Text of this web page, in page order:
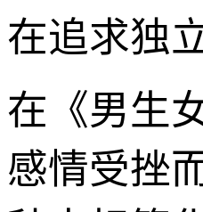
在追求独
在《男生
感情受挫